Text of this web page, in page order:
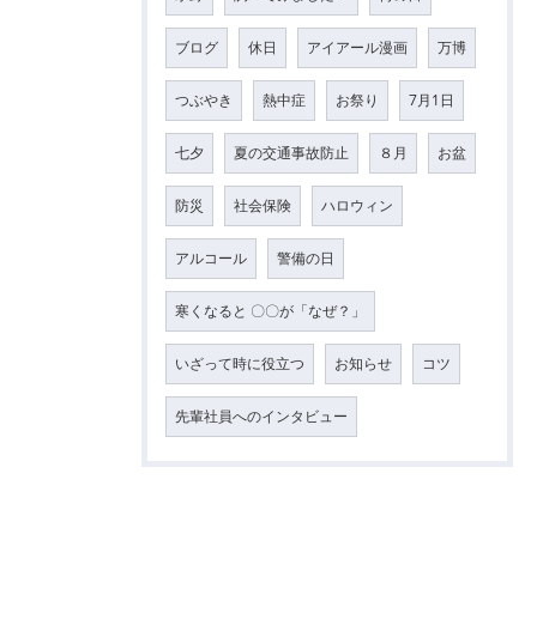
ブログ 休日 アイアール漫画 万博
つぶやき 熱中症 お祭り 7月1日
七夕 夏の交通事故防止 ８月 お盆
防災 社会保険 ハロウィン
アルコール 警備の日
寒くなると 〇〇が「なぜ？」
いざって時に役立つ お知らせ コツ
先輩社員へのインタビュー